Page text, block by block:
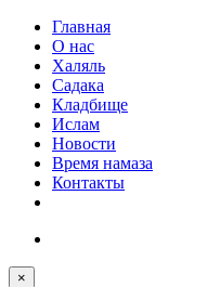
Главная
О нас
Халяль
Садака
Кладбище
Ислам
Новости
Время намаза
Контакты
×